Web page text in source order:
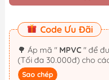
Code Ưu Đãi
🌳 Áp mã " MPVC " để
(Tối đa 30.000đ) cho
Sao chép